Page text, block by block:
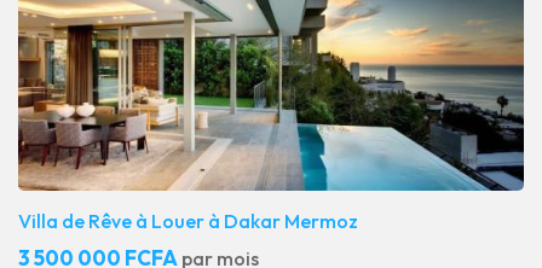
Villa de Rêve à Louer à Dakar Mermoz
3 500 000 FCFA par mois